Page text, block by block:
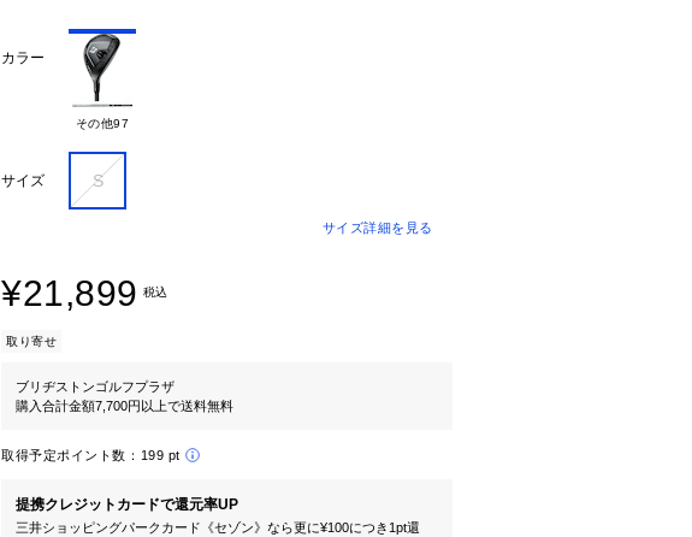
カラー
その他97
サイズ S
サイズ詳細を見る
¥21,899 税込
取り寄せ
ブリヂストンゴルフプラザ
購入合計金額7,700円以上で送料無料
取得予定ポイント数： 199 pt
提携クレジットカードで還元率UP
三井ショッピングパークカード《セゾン》なら更に¥100につき1pt還